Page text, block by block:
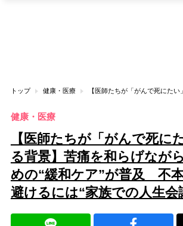
トップ 健康・医療
健康・医療
【医師たちが「がんで死に
る背景】苦痛を和らげなが
めの“緩和ケア”が普及 不
避けるには“家族での人生会